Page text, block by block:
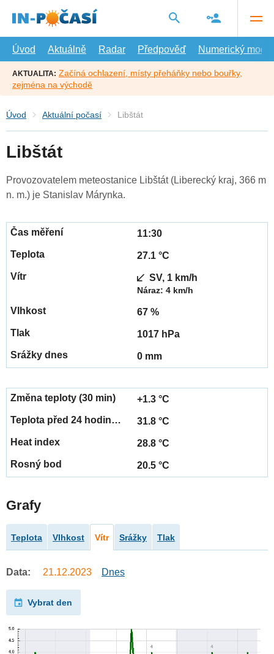
hlavní
Úvod
Aktuálně Radar Předpověď Numerický model
AKTUALITA: Začíná ochlazení, místy přeháňky nebo bouřky,
zejména na východě
Úvod Aktuální počasí Libštát
Libštát
Provozovatelem meteostanice Libštát (Liberecký kraj, 366 m
n. m.) je Stanislav Márynka.
11:30
27.1 °C
SV, 1 km/h
Náraz: 4 km/h
67 %
1017 hPa
0 mm
+1.3 °C
31.8 °C
28.8 °C
20.5 °C
Grafy
Teplota Vlhkost Vítr Srážky Tlak
Data: 21.12.2023 Dnes
Vybrat den